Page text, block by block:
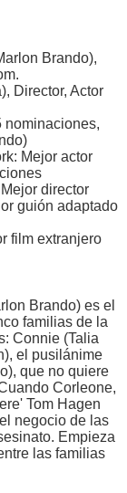
Brando),
Director, Actor
nominaciones,
Mejor actor
director
guión adaptado
film extranjero
Brando) es el
familias de la
Connie (Talia
el pusilánime
que no quiere
Corleone,
Tom Hagen
negocio de las
Empieza
las familias